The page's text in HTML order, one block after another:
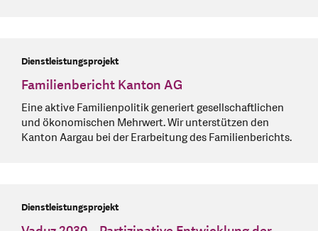
Dienstleistungsprojekt
Familienbericht Kanton AG
Eine aktive Familienpolitik generiert gesellschaftlichen
und ökonomischen Mehrwert. Wir unterstützen den
Kanton Aargau bei der Erarbeitung des Familienberichts.
Dienstleistungsprojekt